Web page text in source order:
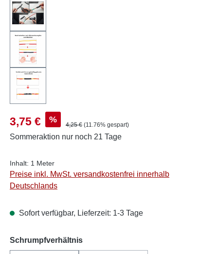
Verkaufspreis:
3,75 € % Regulärer Preis:
4,25 € (11.76% gespart)
Sommeraktion nur noch 21 Tage
Inhalt: 1 Meter
Preise inkl. MwSt. versandkostenfrei innerhalb
Deutschlands
Sofort verfügbar, Lieferzeit: 1-3 Tage
Schrumpfverhältnisauswählen